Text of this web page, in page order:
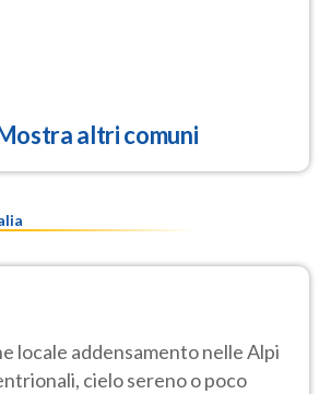
altri comuni
locale addensamento nelle Alpi
cielo sereno o poco